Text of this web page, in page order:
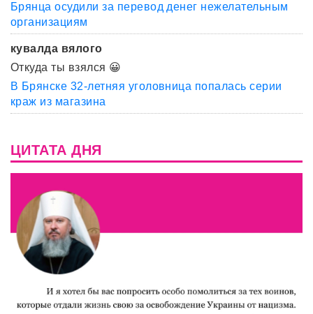
Брянца осудили за перевод денег нежелательным
организациям
кувалда вялого
Откуда ты взялся 😀
В Брянске 32-летняя уголовница попалась серии
краж из магазина
ЦИТАТА ДНЯ